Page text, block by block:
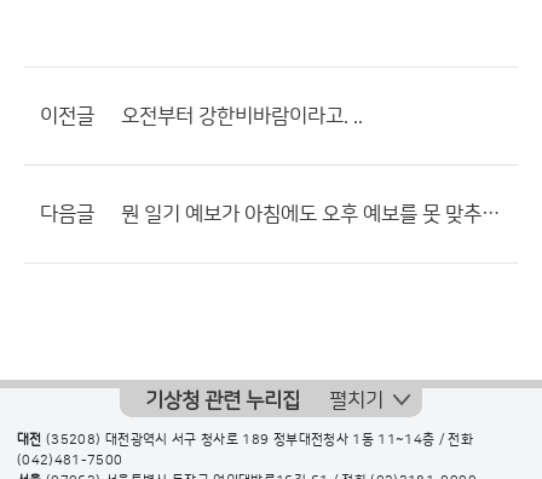
이전글 오전부터 강한비바람이라고. ..
다음글 뭔 일기 예보가 아침에도 오후 예보를 못 맞추나요??
기상청 관련 누리집 펼치기
대전 (35208) 대전광역시 서구 청사로 189 정부대전청사 1동 11~14층 / 전화
(042)481-7500